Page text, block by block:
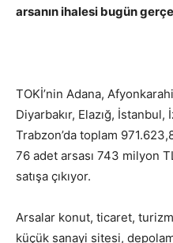
arsanın ihalesi bugün
TOKİ’nin Adana,
Diyarbakır, Elazığ,
Trabzon’da toplam
76 adet arsası 743 milyon
satışa çıkıyor.
Arsalar konut, ticaret,
küçük sanayi sitesi,